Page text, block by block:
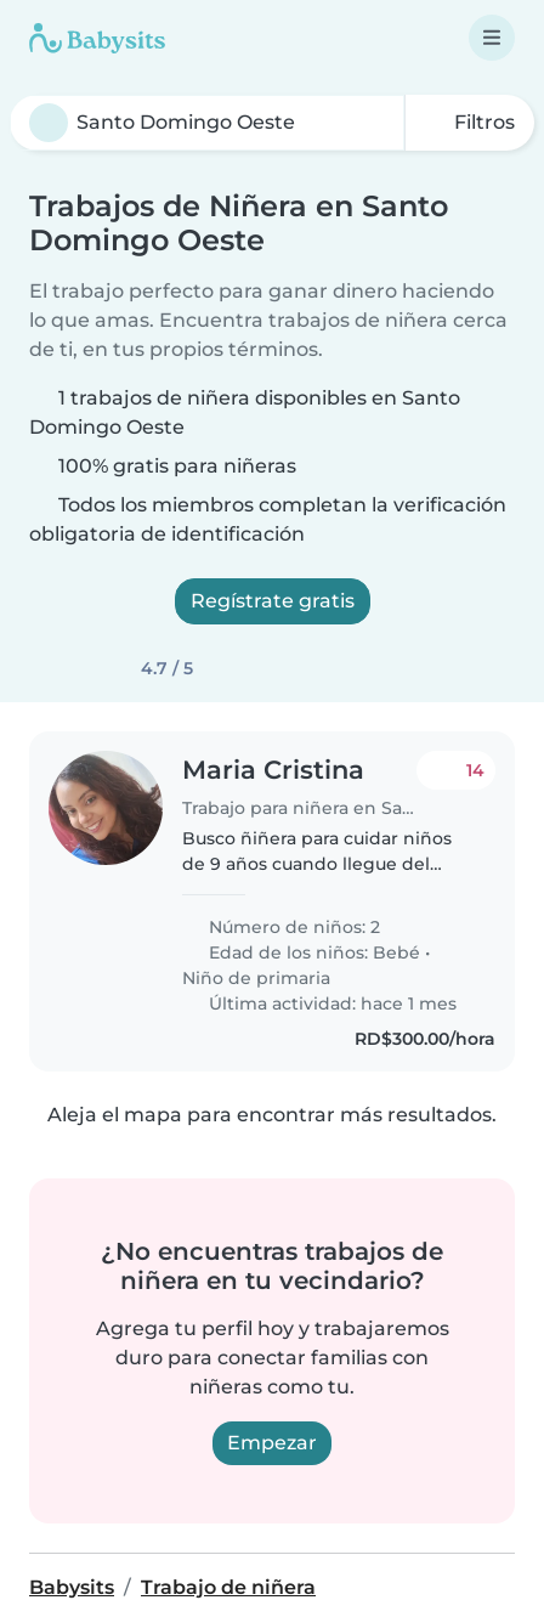
Filtros
Trabajos de Niñera en Santo
Domingo Oeste
El trabajo perfecto para ganar dinero haciendo
lo que amas. Encuentra trabajos de niñera cerca
de ti, en tus propios términos.
1 trabajos de niñera disponibles en Santo
Domingo Oeste
100% gratis para niñeras
Todos los miembros completan la verificación
obligatoria de identificación
Regístrate gratis
4.7 / 5
Maria Cristina
Trabajo para niñera en Santo Domingo Oeste
14
Busco ñiñera para cuidar niños
de 9 años cuando llegue del
a 7 pm bebe de 1 año
Número de niños: 2
Edad de los niños: Bebé •
Niño de primaria
Última actividad: hace 1 mes
RD$300.00/hora
Aleja el mapa para encontrar más resultados.
¿No encuentras trabajos de
niñera en tu vecindario?
Agrega tu perfil hoy y trabajaremos
duro para conectar familias con
niñeras como tu.
Empezar
Babysits
Trabajo de niñera